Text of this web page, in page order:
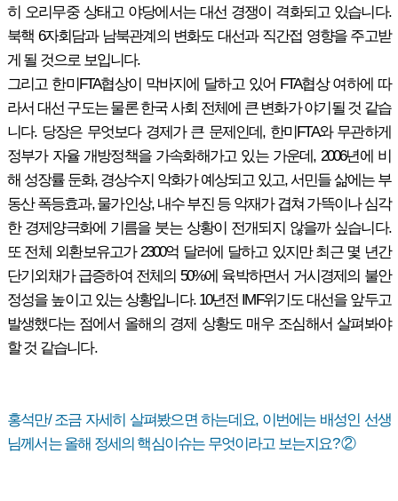
히 오리무중 상태고 야당에서는 대선 경쟁이 격화되고 있습니다.
북핵 6자회담과 남북관계의 변화도 대선과 직간접 영향을 주고받
게 될 것으로 보입니다.
그리고 한미FTA협상이 막바지에 달하고 있어 FTA협상 여하에 따
라서 대선 구도는 물론 한국 사회 전체에 큰 변화가 야기될 것 같습
니다. 당장은 무엇보다 경제가 큰 문제인데, 한미FTA와 무관하게
정부가 자율 개방정책을 가속화해가고 있는 가운데, 2006년에 비
해 성장률 둔화, 경상수지 악화가 예상되고 있고, 서민들 삶에는 부
동산 폭등효과, 물가인상, 내수 부진 등 악재가 겹쳐 가뜩이나 심각
한 경제양극화에 기름을 붓는 상황이 전개되지 않을까 싶습니다.
또 전체 외환보유고가 2300억 달러에 달하고 있지만 최근 몇 년간
단기외채가 급증하여 전체의 50%에 육박하면서 거시경제의 불안
정성을 높이고 있는 상황입니다. 10년전 IMF위기도 대선을 앞두고
발생했다는 점에서 올해의 경제 상황도 매우 조심해서 살펴봐야
할 것 같습니다.
홍석만/ 조금 자세히 살펴봤으면 하는데요, 이번에는 배성인 선생
님께서는 올해 정세의 핵심이슈는 무엇이라고 보는지요? ②